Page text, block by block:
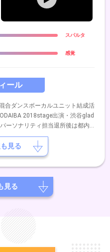
ール
合ダンスボーカルユニット結成活
2018stage出演・渋谷glad
ーソナリティ担当退所後は都内
にて演者やパフォーマーとして活
ォーマー出演現在は、静岡市と
ロ志望の年齢性別問わず幅広く指
わる
スパルタ
感覚
見る
見る